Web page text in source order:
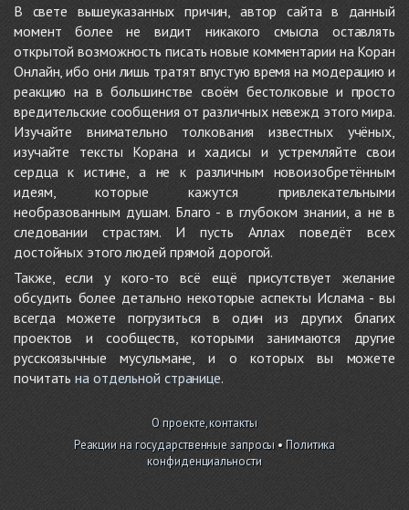
В свете вышеуказанных причин, автор сайта в данный
момент более не видит никакого смысла оставлять
открытой возможность писать новые комментарии на Коран
Онлайн, ибо они лишь тратят впустую время на модерацию и
реакцию на в большинстве своём бестолковые и просто
вредительские сообщения от различных невежд этого мира.
Изучайте внимательно толкования известных учёных,
изучайте тексты Корана и хадисы и устремляйте свои
сердца к истине, а не к различным новоизобретённым
идеям, которые кажутся привлекательными
необразованным душам. Благо - в глубоком знании, а не в
следовании страстям. И пусть Аллах поведёт всех
достойных этого людей прямой дорогой.
Также, если у кого-то всё ещё присутствует желание
обсудить более детально некоторые аспекты Ислама - вы
всегда можете погрузиться в один из других благих
проектов и сообществ, которыми занимаются другие
русскоязычные мусульмане, и о которых вы можете
почитатьна отдельной странице.
О проекте, контакты
Реакции на государственные запросы •Политика
конфиденциальности